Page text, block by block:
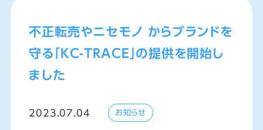
不正転売やニセモノ からブランドを
守る「KC-TRACE」の提供を開始し
ました
2023.07.04 お知らせ